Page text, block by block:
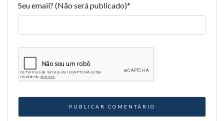
Seu email? (Não será publicado)*